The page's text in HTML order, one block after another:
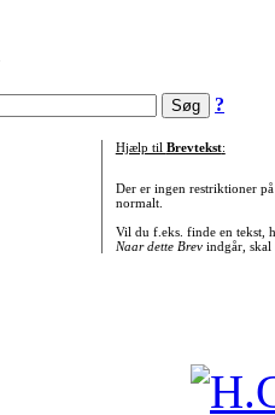
?
Hjælp til Brevtekst:
Der er ingen restriktioner
normalt.
Vil du f.eks. finde en tekst,
Naar dette Brevindgår, skal